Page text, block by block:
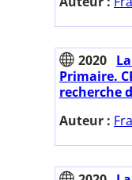
2020
Primaire.
recherche
Auteur :